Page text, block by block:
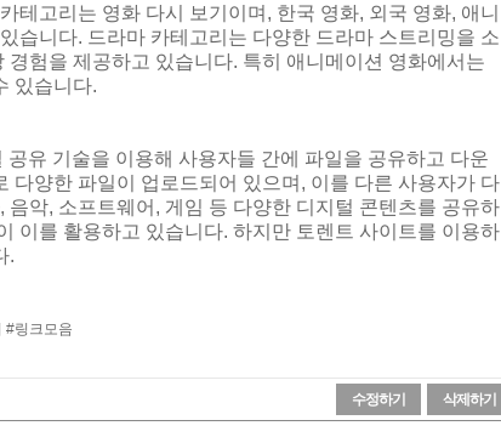
테고리는 영화 다시 보기이며, 한국 영화, 외국 영화, 애니
습니다. 드라마 카테고리는 다양한 드라마 스트리밍을 소
험을 제공하고 있습니다. 특히 애니메이션 영화에서는
있습니다.
유 기술을 이용해 사용자들 간에 파일을 공유하고 다운
다양한 파일이 업로드되어 있으며, 이를 다른 사용자가 다
악, 소프트웨어, 게임 등 다양한 디지털 콘텐츠를 공유하
이를 활용하고 있습니다. 하지만 토렌트 사이트를 이용하
.
#링크모음